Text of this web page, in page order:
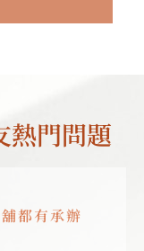
熱門問題
都有承辦